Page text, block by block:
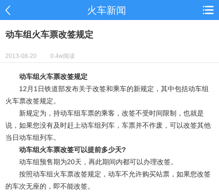
火车新闻
动车组火车票改签规定
2013-08-20 0.4w阅读
动车组火车票改签规定
12月1日铁道部发布关于改签和乘车的新规定，其中包括动车组
火车票改签规定。
新规定为，持动车组车票的乘客，改签不受时间限制，也就是
说，如果您没有及时赶上动车组列车，车票并不作废，可以改签其他
当日动车组列车。
动车组火车票改签可以提前多少天?
动车组预售期为20天，再此期间内都可以办理改签。
按照动车组火车票改签规定，动车不允许购买站票，如果您改签
的车次无座的，即不能改签。